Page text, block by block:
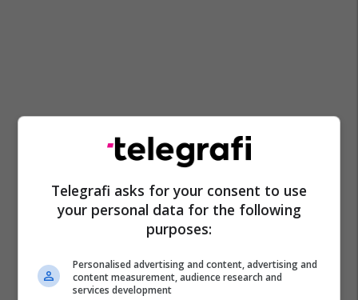
Telegrafi asks for your consent to use
your personal data for the following
purposes:
Personalised advertising and content, advertising and
content measurement, audience research and
services development